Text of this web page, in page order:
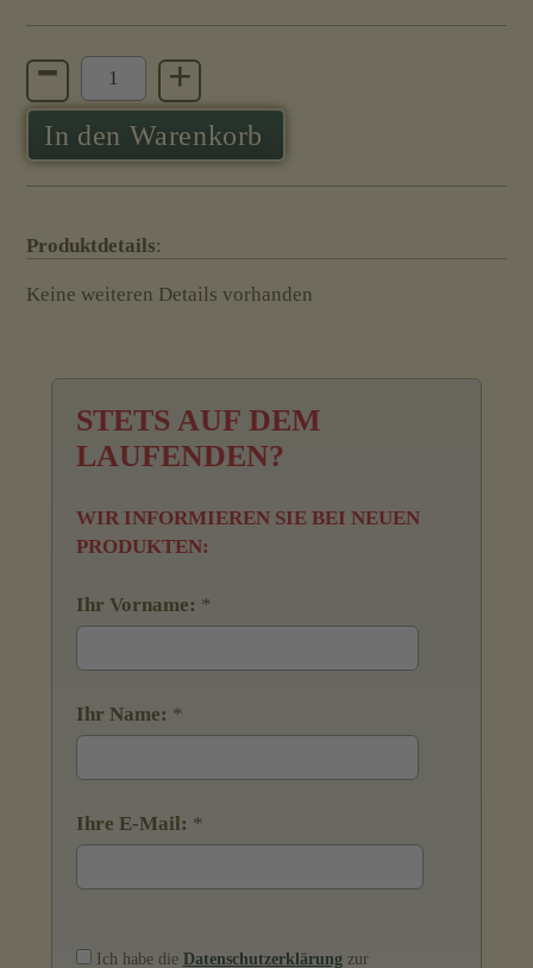
- +
In den Warenkorb
Produktdetails:
Keine weiteren Details vorhanden
STETS AUF DEM
LAUFENDEN?
WIR INFORMIEREN SIE BEI NEUEN
PRODUKTEN:
Ihr Vorname: *
Ihr Name: *
Ihre E-Mail: *
Ich habe die Datenschutzerklärung zur